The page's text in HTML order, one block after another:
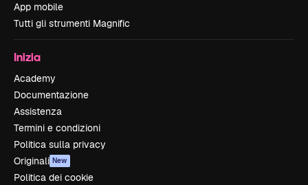
App mobile
Tutti gli strumenti Magnific
Inizia
Academy
Documentazione
Assistenza
Termini e condizioni
Politica sulla privacy
Originali New
Politica dei cookie